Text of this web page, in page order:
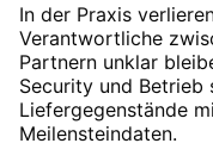
In der Praxis
Verantwortliche
Partnern unklar
Security und Betrieb
Liefergegenstände
Meilensteindaten.